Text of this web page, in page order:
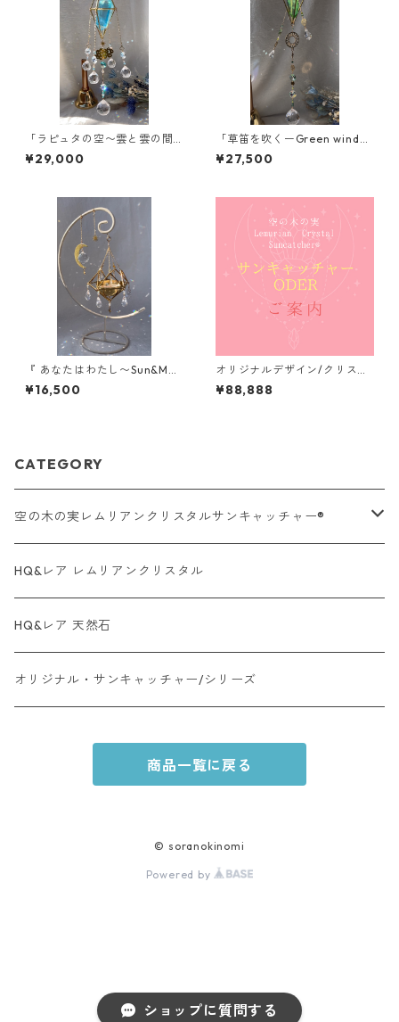
ショップに質問する
「ラピュタの空〜雲と雲の間
に〜」【空の木の実 Lemuri
anCrystalSuncatcher®︎】新
¥29,000
「草笛を吹くーGreen wind
~」【空の木の実 Lemurian
CrystalSuncatcher®︎】新作
¥27,500
『 あなたはわたし〜Sun&Moo
n〜』/ スタンド型サンキャッ
チャー/受注制作対応
¥16,500
オリジナルデザイン/クリスタ
ルサンキャッチャー加工/ご案
内
¥88,888
CATEGORY
空の木の実レムリアンクリスタルサンキャッチャー®︎
オーラクォーツ系・タイプ
レムリアンクリスタル・タイプ
レア天然石・タイプ
HQ&レア レムリアンクリスタル
HQ&レア 天然石
オリジナル・サンキャッチャー/シリーズ
商品一覧に戻る
© soranokinomi
Powered by